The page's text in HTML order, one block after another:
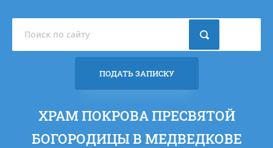
ХРАМ ПОКРОВА ПРЕСВЯТОЙ
БОГОРОДИЦЫ В МЕДВЕДКОВЕ
ПОДАТЬ ЗАПИСКУ